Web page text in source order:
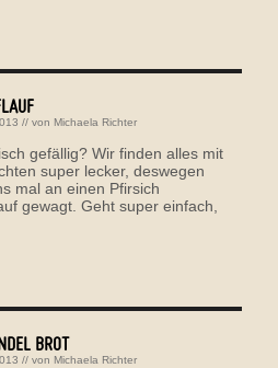
// von Michaela Richter
gefällig? Wir finden alles mit
super lecker, deswegen
mal an einen Pfirsich
gewagt. Geht super einfach,
BROT
// von Michaela Richter